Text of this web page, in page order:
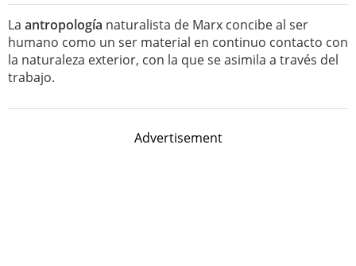
La antropología naturalista de Marx concibe al ser
humano como un ser material en continuo contacto con
la naturaleza exterior, con la que se asimila a través del
trabajo.
Advertisement